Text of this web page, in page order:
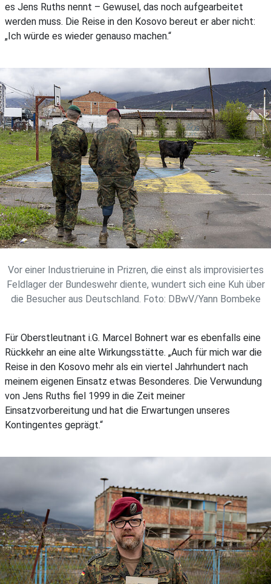
es Jens Ruths nennt – Gewusel, das noch aufgearbeitet
werden muss. Die Reise in den Kosovo bereut er aber nicht:
„Ich würde es wieder genauso machen.“
Vor einer Industrieruine in Prizren, die einst als improvisiertes
Feldlager der Bundeswehr diente, wundert sich eine Kuh über
die Besucher aus Deutschland. Foto: DBwV/Yann Bombeke
Für Oberstleutnant i.G. Marcel Bohnert war es ebenfalls eine
Rückkehr an eine alte Wirkungsstätte. „Auch für mich war die
Reise in den Kosovo mehr als ein viertel Jahrhundert nach
meinem eigenen Einsatz etwas Besonderes. Die Verwundung
von Jens Ruths fiel 1999 in die Zeit meiner
Einsatzvorbereitung und hat die Erwartungen unseres
Kontingentes geprägt.“